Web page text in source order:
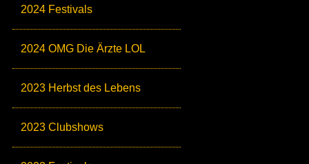
2024 Festivals
2024 OMG Die Ärzte LOL
2023 Herbst des Lebens
2023 Clubshows